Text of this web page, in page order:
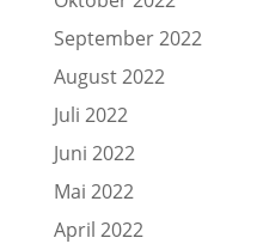
September 2022
August 2022
Juli 2022
Juni 2022
Mai 2022
April 2022